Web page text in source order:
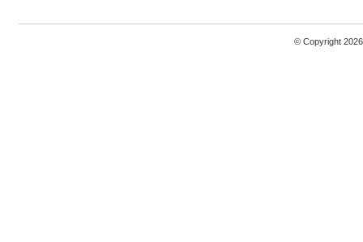
© Copyright